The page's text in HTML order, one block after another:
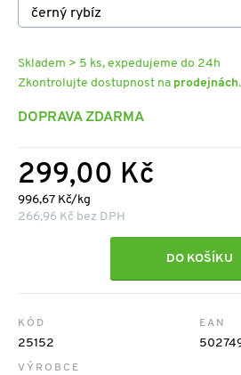
Skladem > 5 ks, expedujeme do 24h
Zkontrolujte dostupnost na prodejnách.
DOPRAVA ZDARMA
299,00 Kč
996,67 Kč/kg
266,96 Kč bez DPH
DO KOŠÍKU
KÓD
25152
EAN
VÝROBCE